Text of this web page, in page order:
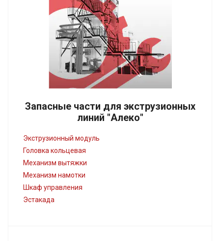
Запасные части для экструзионных
линий "Алеко"
Экструзионный модуль
Головка кольцевая
Механизм вытяжки
Механизм намотки
Шкаф управления
Эстакада